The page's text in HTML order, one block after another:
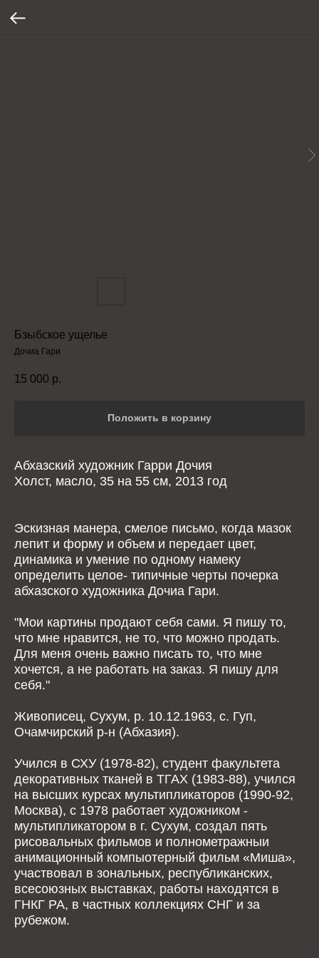
Бзыбское ущелье
Дочиа Гари
15 000 р.
Положить в корзину
Абхазский художник Гарри Дочия
Холст, масло, 35 на 55 см, 2013 год
Эскизная манера, смелое письмо, когда мазок
лепит и форму и объем и передает цвет,
динамика и умение по одному намеку
определить целое- типичные черты почерка
абхазского художника Дочиа Гари.
"Мои картины продают себя сами. Я пишу то,
что мне нравится, не то, что можно продать.
Для меня очень важно писать то, что мне
хочется, а не работать на заказ. Я пишу для
себя."
Живописец, Сухум, р. 10.12.1963, с. Гуп,
Очамчирский р-н (Абхазия).
Учился в СХУ (1978-82), студент факультета
декоративных тканей в ТГАХ (1983-88), учился
на высших курсах мультипликаторов (1990-92,
Москва), с 1978 работает художником -
мультипликатором в г. Сухум, создал пять
рисовальных фильмов и полнометражныи
анимационный компыотерный фильм «Миша»,
участвовал в зональных, республиканских,
всесоюзных выставках, работы находятся в
ГНКГ РА, в частных коллекциях СНГ и за
рубежом.